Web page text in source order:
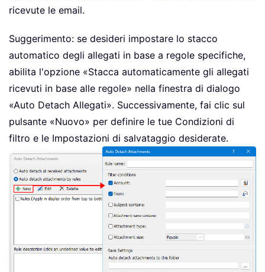
ricevute le email.
Suggerimento: se desideri impostare lo stacco
automatico degli allegati in base a regole specifiche,
abilita l'opzione «Stacca automaticamente gli allegati
ricevuti in base alle regole» nella finestra di dialogo
«Auto Detach Allegati». Successivamente, fai clic sul
pulsante «Nuovo» per definire le tue Condizioni di
filtro e le Impostazioni di salvataggio desiderate.